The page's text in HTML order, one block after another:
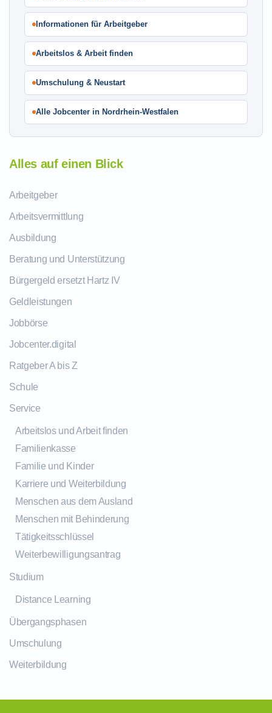
Informationen für Arbeitgeber
Arbeitslos & Arbeit finden
Umschulung & Neustart
Alle Jobcenter in Nordrhein-Westfalen
Alles auf einen Blick
Arbeitgeber
Arbeitsvermittlung
Ausbildung
Beratung und Unterstützung
Bürgergeld ersetzt Hartz IV
Geldleistungen
Jobbörse
Jobcenter.digital
Ratgeber A bis Z
Schule
Service
Arbeitslos und Arbeit finden
Familienkasse
Familie und Kinder
Karriere und Weiterbildung
Menschen aus dem Ausland
Menschen mit Behinderung
Tätigkeitsschlüssel
Weiterbewilligungsantrag
Studium
Distance Learning
Übergangsphasen
Umschulung
Weiterbildung